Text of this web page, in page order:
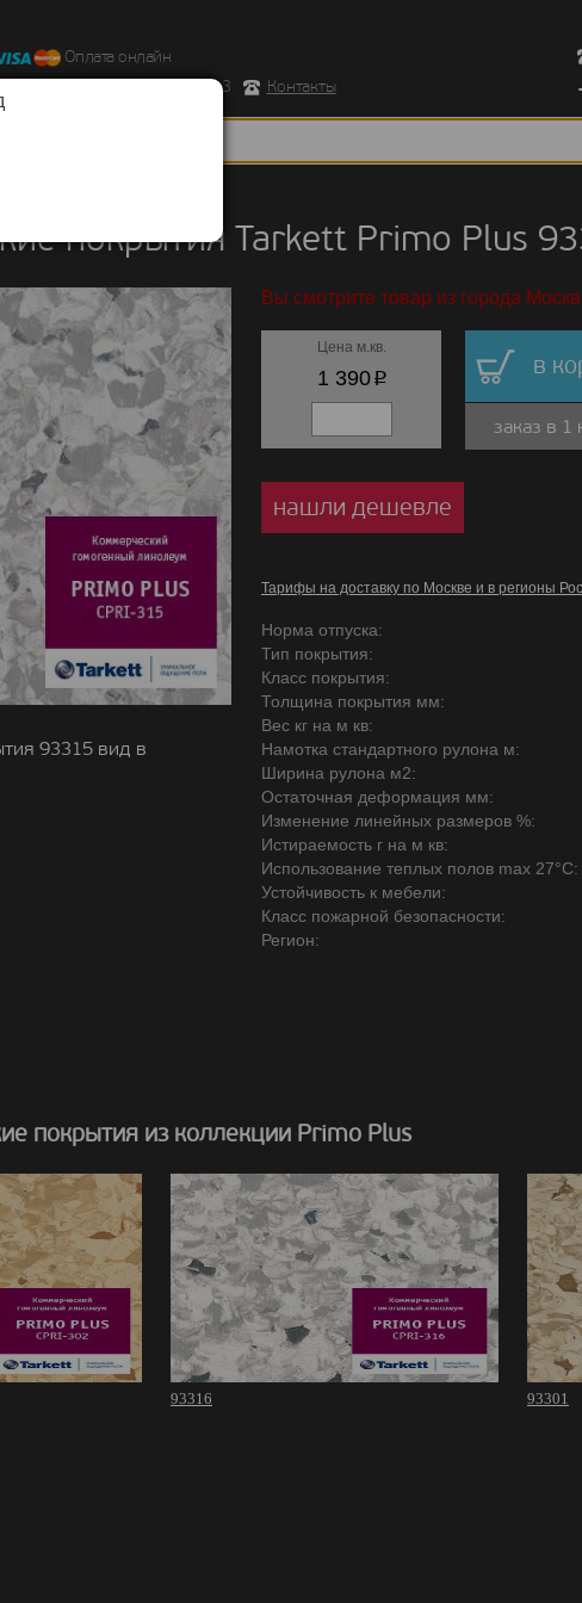
Оплата онлайн
Республиканская д.43 корпус 3
Контакты
покрытия Tarkett Primo Plus
93315 вид в
Вы смотрите товар из города
Цена м.кв.
1 390p в
заказ в 1
нашли дешевле
Тарифы на доставку по Москве и в регионы
Норма отпуска:
Тип покрытия:
Класс покрытия:
Толщина покрытия мм:
Вес кг на м кв:
Намотка стандартного рулона м:
Ширина рулона м2:
Остаточная деформация мм:
Изменение линейных размеров %:
Истираемость г на м кв:
Использование теплых полов max 27°C:
Устойчивость к мебели:
Класс пожарной безопасности:
Регион:
покрытия из коллекции Primo Plus
93316 93301